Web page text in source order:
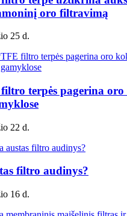
oro filtravimą
25 d.
terpės pagerina oro
22 d.
filtro audinys?
16 d.